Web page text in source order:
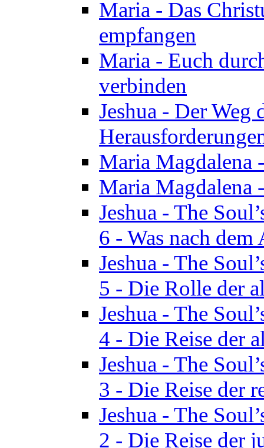
Maria - Das
empfangen
Maria - Euch
verbinden
Jeshua - Der Weg
Maria Magdalena
Maria Magdalena
Jeshua - The
6 - Was nach
Jeshua - The
5 - Die Rolle der
Jeshua - The
4 - Die Reise der
Jeshua - The
3 - Die Reise der
Jeshua - The
2 - Die Reise der